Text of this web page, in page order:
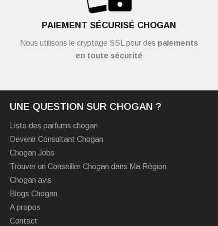
PAIEMENT SÉCURISÉ CHOGAN
Nous utilisons le cryptage SSL pour des paiements
en toute sécurité
UNE QUESTION SUR CHOGAN ?
Liste des parfums chogan
Devenir Consultant Chogan
Chogan Jobs
Trouver un Conseiller Chogan dans Ma Région
Chogan avis
Blogs Chogan
A propos
Contact